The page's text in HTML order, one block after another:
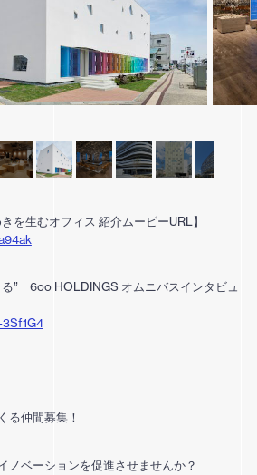
を生むオフィス 紹介ムービーURL】
る”｜6oo HOLDINGS オムニバスインタビュ
る仲間募集！
ノベーションを促進させませんか？